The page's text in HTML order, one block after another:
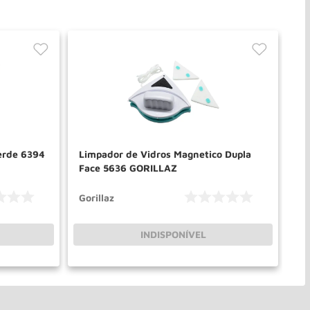
6394
Limpador de Vidros Magnetico Dupla
Face 5636 GORILLAZ
Gorillaz
INDISPONÍVEL